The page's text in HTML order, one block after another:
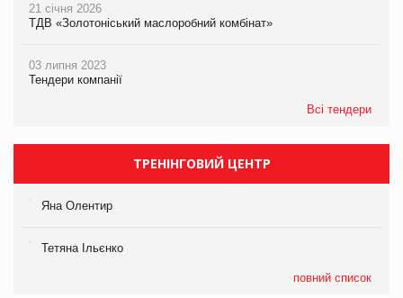
21 січня 2026
ТДВ «Золотоніський маслоробний комбінат»
03 липня 2023
Тендери компанії
Всі тендери
ТРЕНІНГОВИЙ ЦЕНТР
Яна Олентир
Тетяна Ільєнко
повний список